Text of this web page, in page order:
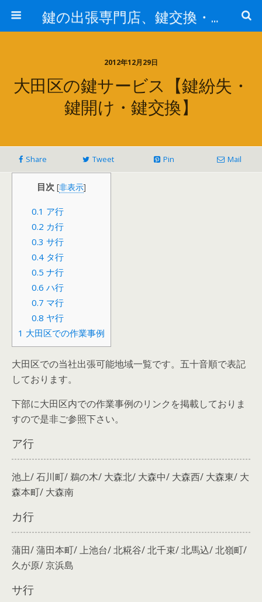
鍵の出張専門店、鍵交換・修理が格安料金/東京・埼玉・さいたま市
2012年12月29日
大田区の鍵サービス【鍵紛失・
鍵開け・鍵交換】
Share Tweet Pin Mail
目次 [非表示]
0.1 ア行
0.2 カ行
0.3 サ行
0.4タ行
0.5 ナ行
0.6 ハ行
0.7 マ行
0.8 ヤ行
1 大田区での作業事例
大田区での当社出張可能地域一覧です。五十音順で表記
しております。
下部に大田区内での作業事例のリンクを掲載しておりま
すので是非ご参照下さい。
ア行
池上/ 石川町/ 鵜の木/ 大森北/ 大森中/ 大森西/ 大森東/ 大
森本町/ 大森南
カ行
蒲田/ 蒲田本町/ 上池台/ 北糀谷/ 北千束/ 北馬込/ 北嶺町/
久が原/ 京浜島
サ行